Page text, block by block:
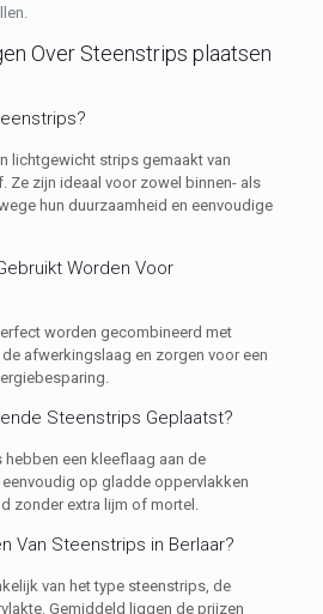
Over Steenstrips plaatsen
lichtgewicht strips gemaakt van
Ze zijn ideaal voor zowel binnen- als
hun duurzaamheid en eenvoudige
Worden Voor
worden gecombineerd met
afwerkingslaag en zorgen voor een
Steenstrips Geplaatst?
een kleeflaag aan de
op gladde oppervlakken
zonder extra lijm of mortel.
Van Steenstrips in Berlaar?
van het type steenstrips, de
Gemiddeld liggen de prijzen